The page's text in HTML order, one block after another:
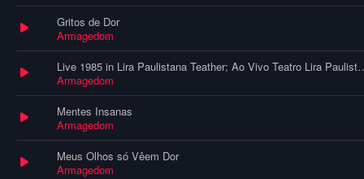
Gritos de Dor
Armagedom
Live 1985 in Lira
Armagedom
Mentes Insanas
Armagedom
Meus Olhos só Vêem Dor
Armagedom